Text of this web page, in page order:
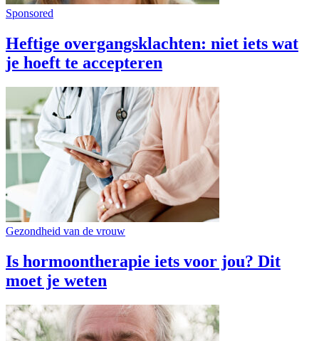
Sponsored
Heftige overgangsklachten: niet iets wat
je hoeft te accepteren
Gezondheid van de vrouw
Is hormoontherapie iets voor jou? Dit
moet je weten